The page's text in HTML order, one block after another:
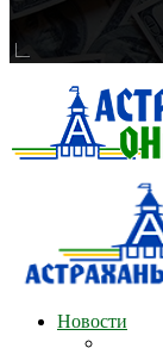
Новости